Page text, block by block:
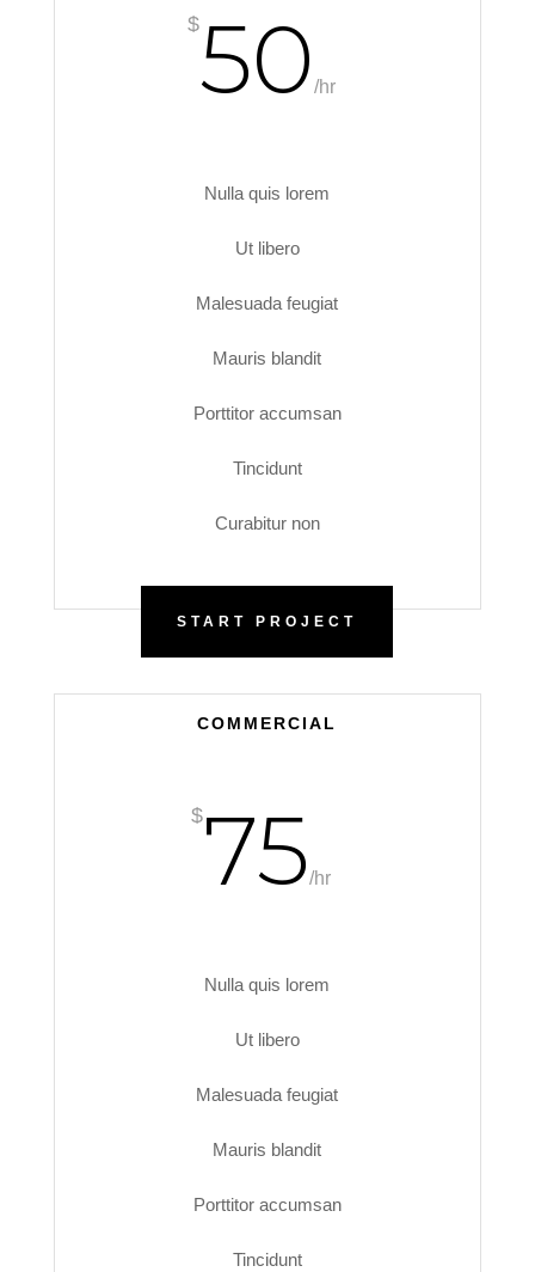
$50 /hr
Nulla quis lorem
Ut libero
Malesuada feugiat
Mauris blandit
Porttitor accumsan
Tincidunt
Curabitur non
START PROJECT
COMMERCIAL
$75/hr
Nulla quis lorem
Ut libero
Malesuada feugiat
Mauris blandit
Porttitor accumsan
Tincidunt